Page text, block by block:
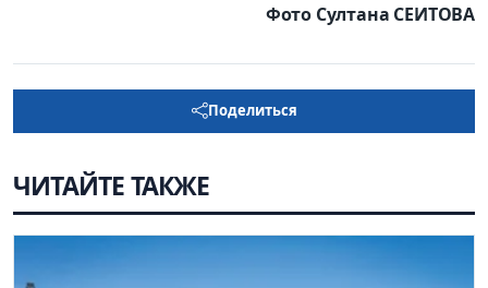
Фото Султана СЕИТОВА
Поделиться
ЧИТАЙТЕ ТАКЖЕ